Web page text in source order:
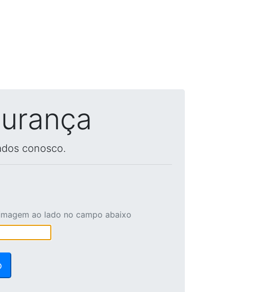
conosco.
ao lado no campo abaixo